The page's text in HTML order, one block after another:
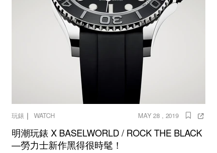
玩錶 ｜ WATCH MAY 28 , 2019
明潮玩錶 X BASELWORLD / ROCK THE BLACK
—勞力士新作黑得很時髦！